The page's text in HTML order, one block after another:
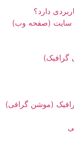
دارد؟
سایت (صفحه وب)
گرافیک)
(موشن گرافی)